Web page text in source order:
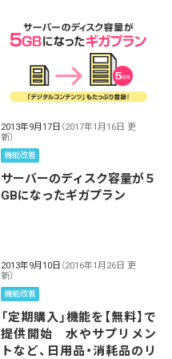
2013年9月17日 （2017年1月16日 更
新）
機能改善
サーバーのディスク容量が５
GBになったギガプラン
2013年9月10日 （2016年1月26日 更
新）
機能改善
「定期購入」機能を【無料】で
提供開始 水やサプリメン
トなど、日用品・消耗品のリ